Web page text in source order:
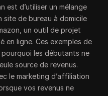
est d’utiliser un mélange
site de bureau à domicile
un outil de projet
en ligne. Ces exemples de
les débutants ne
source de revenus.
le marketing d’affiliation
vos revenus ne